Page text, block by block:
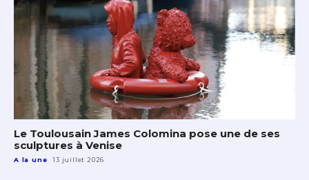
Le Toulousain James Colomina pose une de ses
sculptures à Venise
A la une 13 juillet 2026